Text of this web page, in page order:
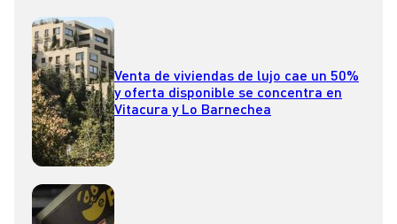
Venta de viviendas de lujo cae un 50%
y oferta disponible se concentra en
Vitacura y Lo Barnechea